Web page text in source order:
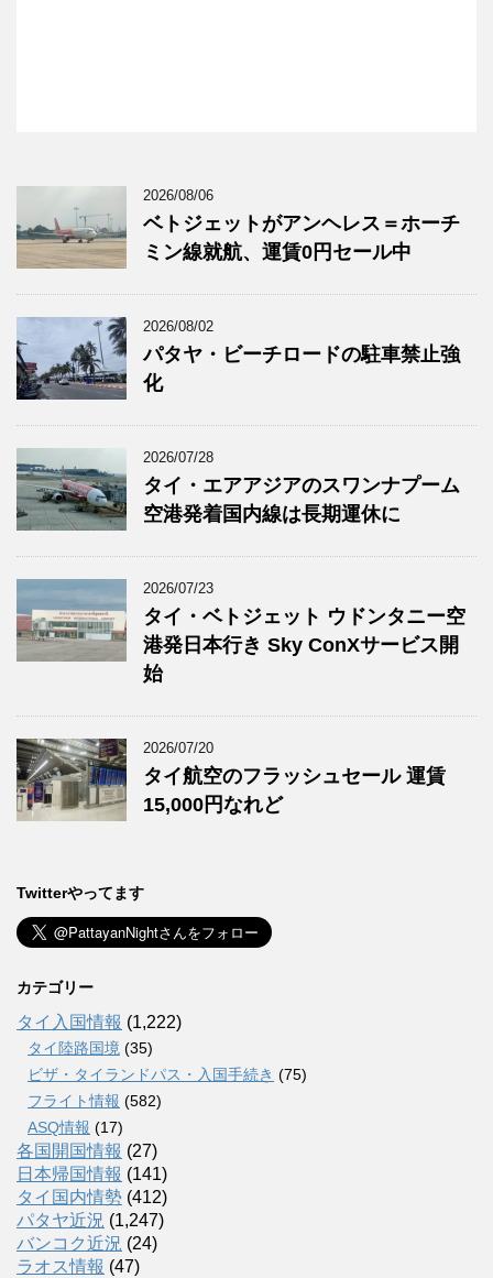
2026/08/06
ベトジェットがアンヘレス＝ホーチ
ミン線就航、運賃0円セール中
2026/08/02
パタヤ・ビーチロードの駐車禁止強
化
2026/07/28
タイ・エアアジアのスワンナプーム
空港発着国内線は長期運休に
2026/07/23
タイ・ベトジェット ウドンタニー空
港発日本行き Sky ConXサービス開
始
2026/07/20
タイ航空のフラッシュセール 運賃
15,000円なれど
Twitterやってます
カテゴリー
タイ入国情報 (1,222)
タイ陸路国境 (35)
ビザ・タイランドパス・入国手続き (75)
フライト情報 (582)
ASQ情報 (17)
各国開国情報 (27)
日本帰国情報 (141)
タイ国内情勢 (412)
パタヤ近況 (1,247)
バンコク近況 (24)
ラオス情報 (47)